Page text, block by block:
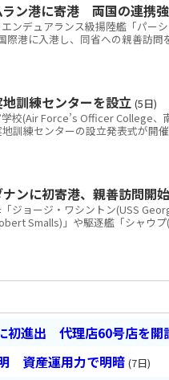
ラン港に寄港 両国の連携
ンデュアランス級揚陸艦「パー
際港に入港し、同省への親善訪
訓練センターを設立 (5日)
校(Air Force’s Officer College
地訓練センターの設立発表式が
ンに初寄港、親善訪問開始
ジョージ・ワシントン(USS
Smalls)」や駆逐艦「シャウ
初進出 代理店60号店を開
資産運用力で明暗 (7日)